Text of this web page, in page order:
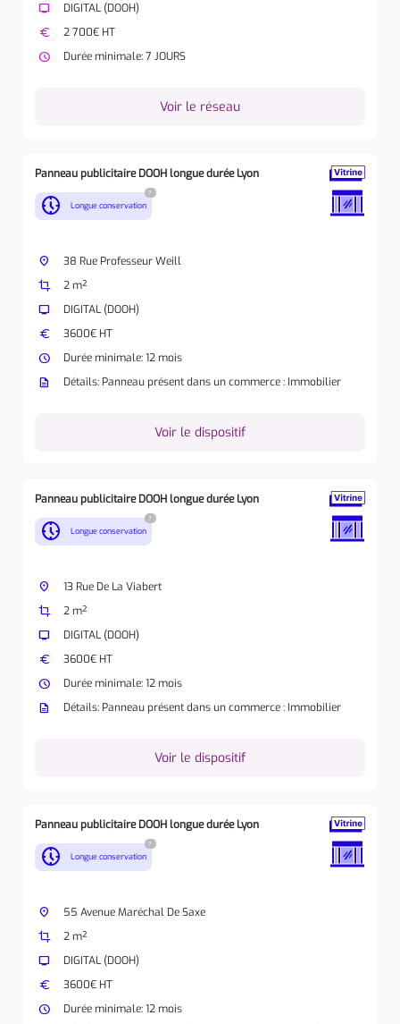
tv
DIGITAL (DOOH)
euro
2 700€ HT
watch_later
Durée minimale: 7 JOURS
Voir le réseau
Panneau publicitaire DOOH longue durée Lyon
nest_clock_farsight_analog Longue conservation
?
place
38 Rue Professeur Weill
crop
2 m²
tv
DIGITAL (DOOH)
euro
3600€ HT
watch_later
Durée minimale: 12 mois
description
Détails: Panneau présent dans un commerce : Immobilier
Voir le dispositif
Panneau publicitaire DOOH longue durée Lyon
nest_clock_farsight_analog Longue conservation
?
place
13 Rue De La Viabert
crop
2 m²
tv
DIGITAL (DOOH)
euro
3600€ HT
watch_later
Durée minimale: 12 mois
description
Détails: Panneau présent dans un commerce : Immobilier
Voir le dispositif
Panneau publicitaire DOOH longue durée Lyon
nest_clock_farsight_analog Longue conservation
?
place
55 Avenue Maréchal De Saxe
crop
2 m²
tv
DIGITAL (DOOH)
euro
3600€ HT
watch_later
Durée minimale: 12 mois